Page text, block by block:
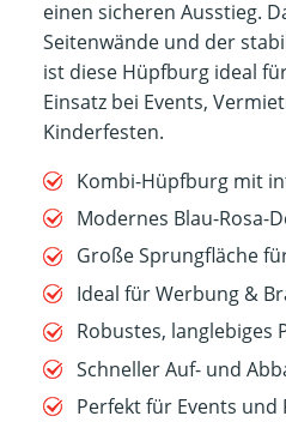
einen sicheren Ausstieg.
Seitenwände und der
ist diese Hüpfburg ideal
Einsatz bei Events,
Kinderfesten.
Kombi-Hüpfburg mit
Modernes Blau-Rosa-
Große Sprungfläche
Ideal für Werbung &
Robustes, langlebiges
Schneller Auf- und
Perfekt für Events und